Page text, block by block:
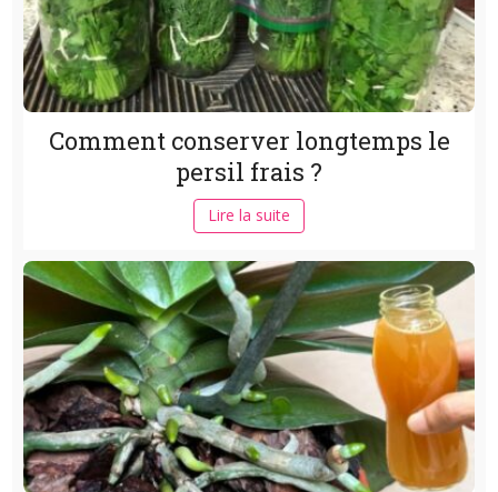
Comment conserver longtemps le
persil frais ?
Lire la suite